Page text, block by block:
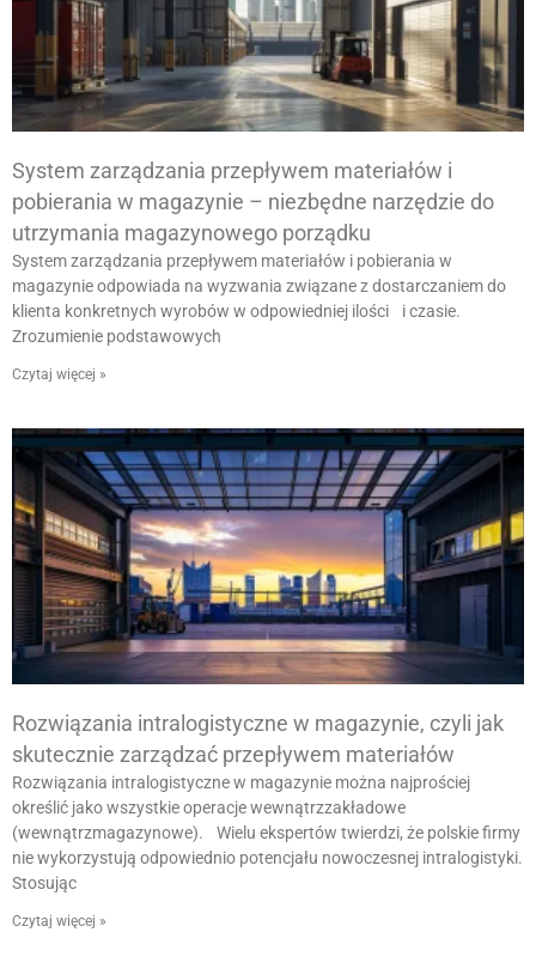
System zarządzania przepływem materiałów i
pobierania w magazynie – niezbędne narzędzie do
utrzymania magazynowego porządku
System zarządzania przepływem materiałów i pobierania w
magazynie odpowiada na wyzwania związane z dostarczaniem do
klienta konkretnych wyrobów w odpowiedniej ilości i czasie.
Zrozumienie podstawowych
Czytaj więcej »
Rozwiązania intralogistyczne w magazynie, czyli jak
skutecznie zarządzać przepływem materiałów
Rozwiązania intralogistyczne w magazynie można najprościej
określić jako wszystkie operacje wewnątrzzakładowe
(wewnątrzmagazynowe). Wielu ekspertów twierdzi, że polskie firmy
nie wykorzystują odpowiednio potencjału nowoczesnej intralogistyki.
Stosując
Czytaj więcej »